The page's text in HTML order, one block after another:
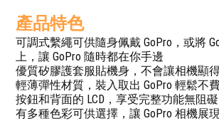
產品特色
可調式繫繩可供隨身佩戴 GoPro，或將
上，讓 GoPro 隨時都在你手邊
優質矽膠護套服貼機身，不會讓相機顯
輕薄彈性材質，裝入取出 GoPro 輕鬆不
按鈕和背面的 LCD，享受完整功能無阻礙
有多種色彩可供選擇，讓 GoPro 相機展